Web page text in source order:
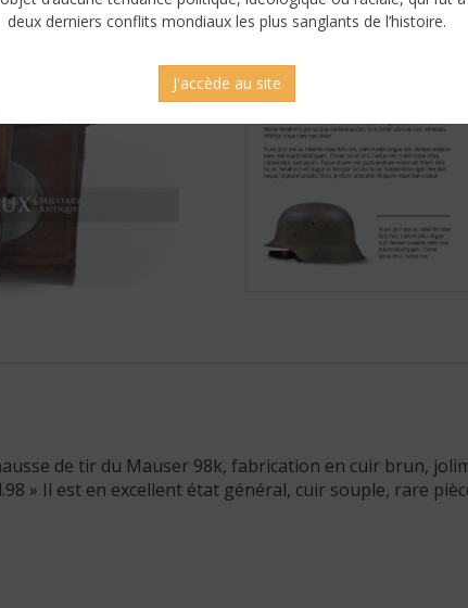
de tir du Mauser 98k, fabrication en cuir brun,
» Il est en excellent état général, cuir souple, rare
deux derniers conflits mondiaux les plus sanglants de l’histoire.
J'accède au site